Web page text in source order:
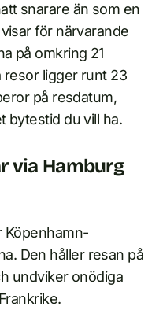
snarare än som en
för närvarande
på omkring 21
resor ligger runt 23
på resdatum,
bytestid du vill ha.
via Hamburg
Köpenhamn-
Den håller resan på
undviker onödiga